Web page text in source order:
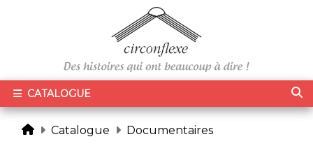
CATALOGUE
Catalogue Documentaires